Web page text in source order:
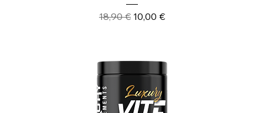
Prezzo regolare
18,90 € Prezzo scontato
10,00 €